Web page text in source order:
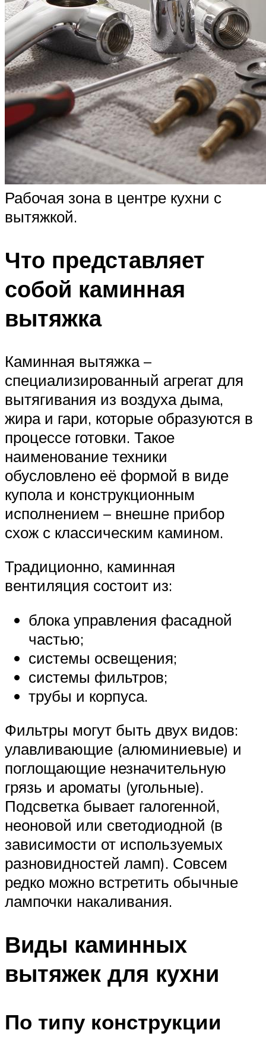
Рабочая зона в центре кухни с
вытяжкой.
Что представляет
собой каминная
вытяжка
Каминная вытяжка –
специализированный агрегат для
вытягивания из воздуха дыма,
жира и гари, которые образуются в
процессе готовки. Такое
наименование техники
обусловлено её формой в виде
купола и конструкционным
исполнением – внешне прибор
схож с классическим камином.
Традиционно, каминная
вентиляция состоит из:
блока управления фасадной
частью;
системы освещения;
системы фильтров;
трубы и корпуса.
Фильтры могут быть двух видов:
улавливающие (алюминиевые) и
поглощающие незначительную
грязь и ароматы (угольные).
Подсветка бывает галогенной,
неоновой или светодиодной (в
зависимости от используемых
разновидностей ламп). Совсем
редко можно встретить обычные
лампочки накаливания.
Виды каминных
вытяжек для кухни
По типу конструкции